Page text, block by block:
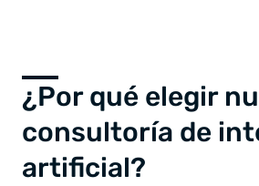
¿Por qué elegir
consultoría de
artificial?